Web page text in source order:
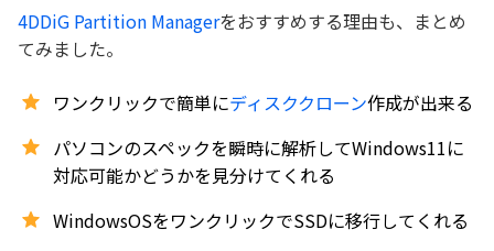
4DDiG Partition Managerをおすすめする理由も、まとめ
てみました。
ワンクリックで簡単にディスククローン作成が出来る
パソコンのスペックを瞬時に解析してWindows11に
対応可能かどうかを見分けてくれる
WindowsOSをワンクリックでSSDに移行してくれる